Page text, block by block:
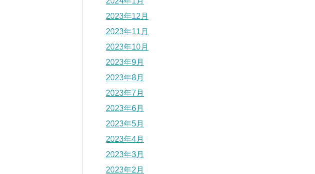
2023年12月
2023年11月
2023年10月
2023年9月
2023年8月
2023年7月
2023年6月
2023年5月
2023年4月
2023年3月
2023年2月